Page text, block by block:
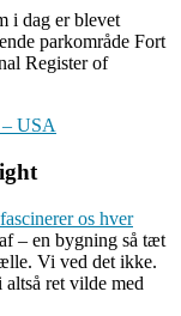
i dag er blevet
parkområde Fort
Register of
os hver
– en bygning så tæt
Vi ved det ikke.
ret vilde med